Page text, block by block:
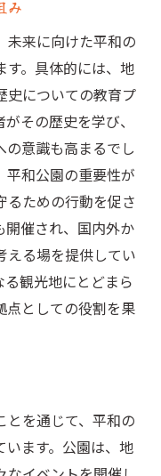
園の挑戦
チ
ワークショップ
ける平和公園
渡すために
ージ
能な未来
促進する
割
のビジョン
り組み
促進
要性
み
未来に向けた平和の
す。具体的には、地
史についての教育プ
その歴史を学び、
意識も高まるでし
平和公園の重要性が
るための行動を促さ
開催され、国内外か
える場を提供してい
観光地にとどまら
点としての役割を果
とを通じて、平和の
ます。公園は、地